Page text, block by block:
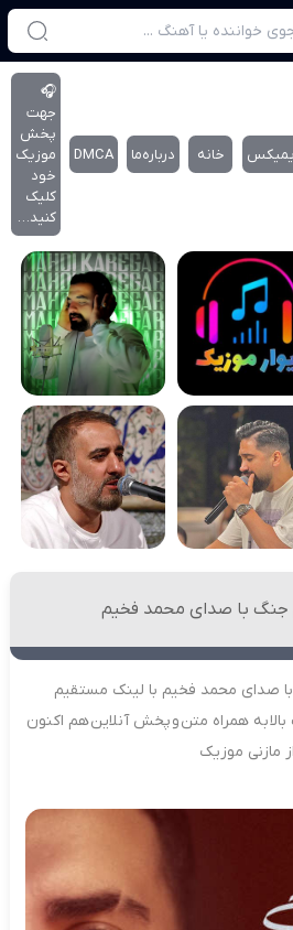
خانه درباره‌‌ما DMCA
🎧
جهت
پخش
موزیک
خود
کلیک
کنید…
جنگ با صدای محمد فخیم
صدای محمد فخیم با لینک مستقیم
به همراه متن و پخش آنلاین هم اکنون
از مازنی موزیک